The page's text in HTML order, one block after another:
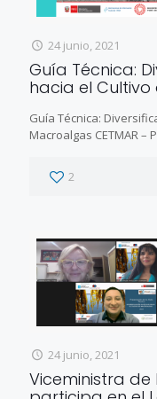
24 junio, 2021
Guía Técnica:
hacia el
Guía Técnica:
Macroalgas CETMAR –
2
24 junio, 2021
Viceministra de